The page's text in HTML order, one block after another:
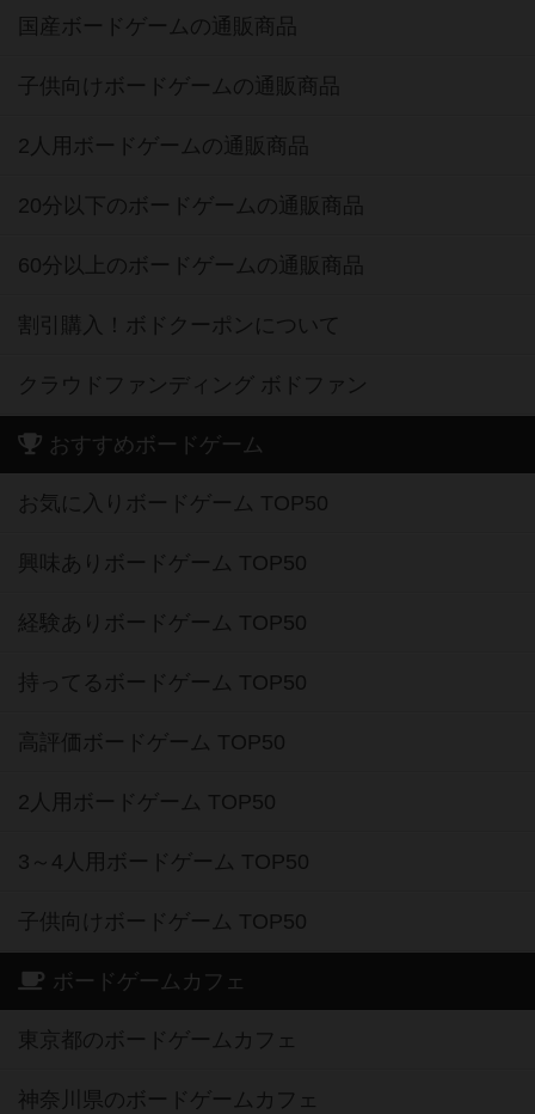
国産ボードゲームの通販商品
子供向けボードゲームの通販商品
2人用ボードゲームの通販商品
20分以下のボードゲームの通販商品
60分以上のボードゲームの通販商品
割引購入！ボドクーポンについて
クラウドファンディング ボドファン
おすすめボードゲーム
お気に入りボードゲーム TOP50
興味ありボードゲーム TOP50
経験ありボードゲーム TOP50
持ってるボードゲーム TOP50
高評価ボードゲーム TOP50
2人用ボードゲーム TOP50
3～4人用ボードゲーム TOP50
子供向けボードゲーム TOP50
ボードゲームカフェ
東京都のボードゲームカフェ
神奈川県のボードゲームカフェ